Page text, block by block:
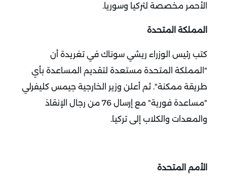
الأحمر مخصصة لتركيا وسوريا.
المملكة المتحدة
كتب رئيس الوزراء ريشي سوناك في تغريدة أن
"المملكة المتحدة مستعدة لتقديم المساعدة بأي
طريقة ممكنة". ثم أعلن وزير الخارجية جيمس كليفرلي
"مساعدة فورية" مع إرسال 76 من رجال الإنقاذ
والمعدات والكلاب إلى تركيا.
الأمم المتحدة